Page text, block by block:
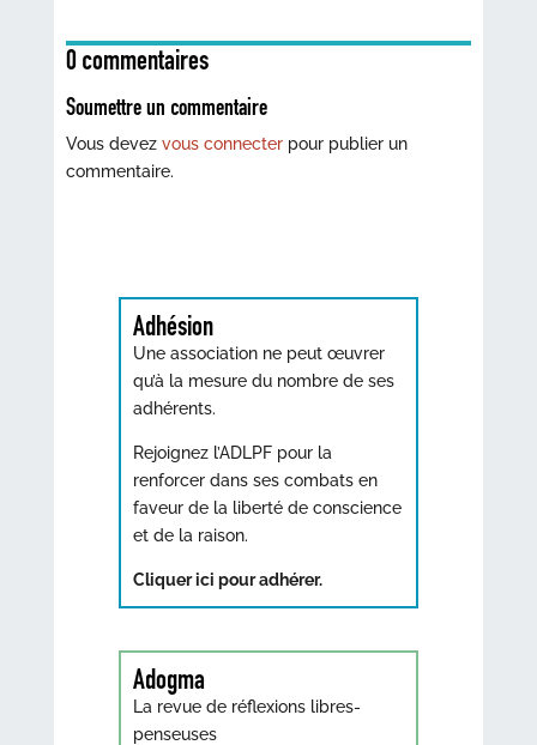
0 commentaires
Soumettre un commentaire
Vous devez vous connecterpour publier un
commentaire.
Adhésion
Une association ne peut œuvrer
qu’à la mesure du nombre de ses
adhérents.
Rejoignez l’ADLPF pour la
renforcer dans ses combats en
faveur de la liberté de conscience
et de la raison.
Cliquer ici pour adhérer.
Adogma
La revue de réflexions libres-
penseuses